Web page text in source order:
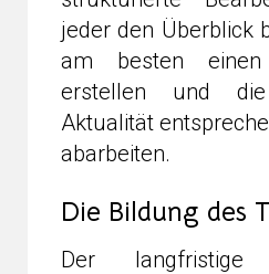
jeder den Überblick
am besten einen
erstellen und
Aktualität
abarbeiten.
Die Bildung des
Der